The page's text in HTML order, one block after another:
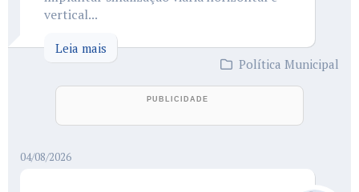
vertical...
Leia mais
Política Municipal
04/08/2026